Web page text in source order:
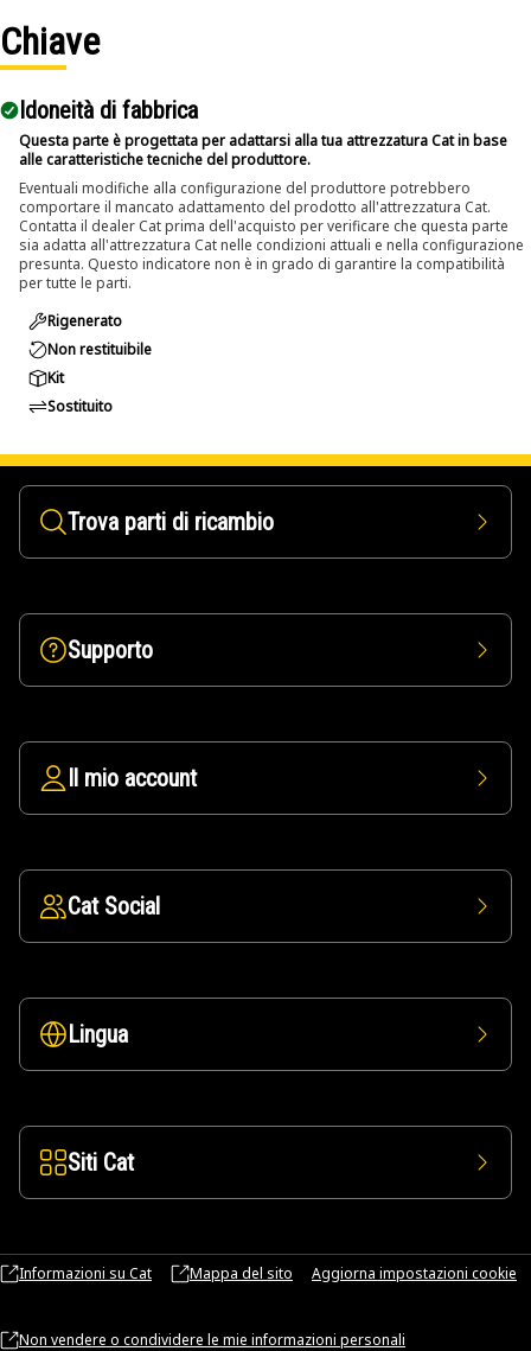
Chiave
Idoneità di fabbrica
Questa parte è progettata per adattarsi alla tua attrezzatura Cat in base
alle caratteristiche tecniche del produttore.
Eventuali modifiche alla configurazione del produttore potrebbero
comportare il mancato adattamento del prodotto all'attrezzatura Cat.
Contatta il dealer Cat prima dell'acquisto per verificare che questa parte
sia adatta all'attrezzatura Cat nelle condizioni attuali e nella configurazione
presunta. Questo indicatore non è in grado di garantire la compatibilità
per tutte le parti.
Rigenerato
Non restituibile
Kit
Sostituito
Trova parti di ricambio
Supporto
Il mio account
Cat Social
Lingua
Siti Cat
Informazioni su Cat Mappa del sito Aggiorna impostazioni cookie
Non vendere o condividere le mie informazioni personali